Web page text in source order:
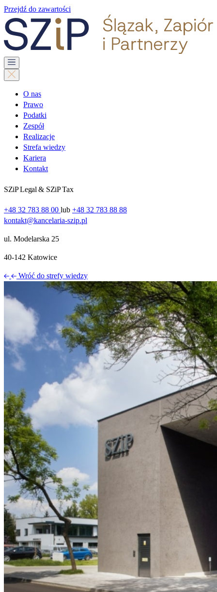
Przejdź do zawartości
O nas
Prawo
Podatki
Zespół
Realizacje
Strefa wiedzy
Kariera
Kontakt
SZiP Legal & SZiP Tax
+48 32 783 88 00 lub +48 32 783 88 88
kontakt@kancelaria-szip.pl
ul. Modelarska 25
40‑142 Katowice
Wróć do strefy wiedzy